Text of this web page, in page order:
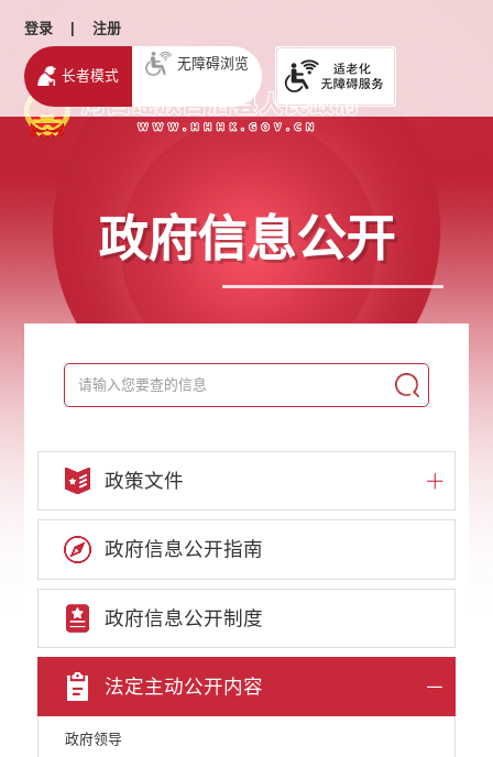
登录 | 注册
长者模式
无障碍浏览
政府信息公开
政策文件
政府信息公开指南
政府信息公开制度
法定主动公开内容
政府领导